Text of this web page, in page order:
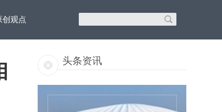
创观点
头条资讯